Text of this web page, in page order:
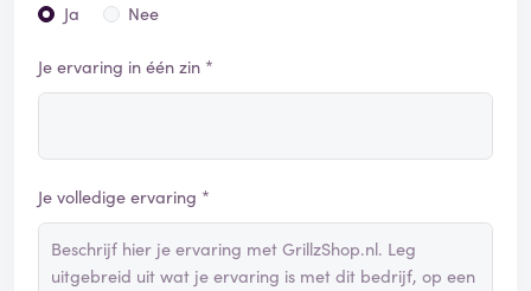
Ja
Nee
Je ervaring in één zin *
Je volledige ervaring *